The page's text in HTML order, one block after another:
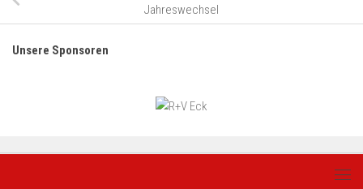
Jahreswechsel
Unsere Sponsoren